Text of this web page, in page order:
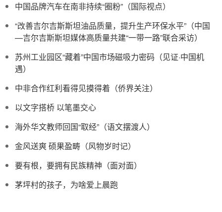
中国品牌汽车在南非持续“圈粉”（国际视点）
“改善吉尔吉斯斯坦油品质量，提升生产环保水平”（中国
—吉尔吉斯斯坦媒体高质量共建“一带一路”联合采访）
苏州工业园区“藏着”中国市场磁吸力密码（见证·中国机
遇）
中非合作红利看得见摸得着（侨界关注）
以文字搭桥 以笔墨交心
海外华文教师回国“取经”（语文摆渡人）
金风送爽 硕果盈畴（风物岁时记）
要有根，要拥有民族精神（面对面）
茅坪村的孩子，为啥爱上晨跑